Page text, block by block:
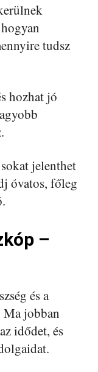
tudsz
hozhat jó
jelenthet
óvatos, főleg
–
és a
Ma jobban
idődet, és